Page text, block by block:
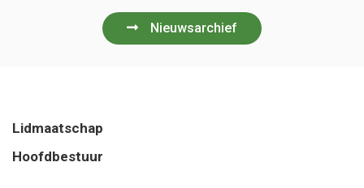
Nieuwsarchief
Lidmaatschap
Hoofdbestuur